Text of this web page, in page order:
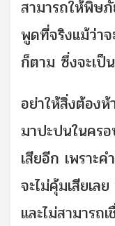
สามารถให้พิษ
พูดที่จริงแม้ว่าจ
ก็ตาม ซึ่งจะเป็
อย่าให้สิ่งต้อง
มาปะปนในคร
เสียอีก เพราะ
จะไม่คุ้มเสียเล
และไม่สามารถ